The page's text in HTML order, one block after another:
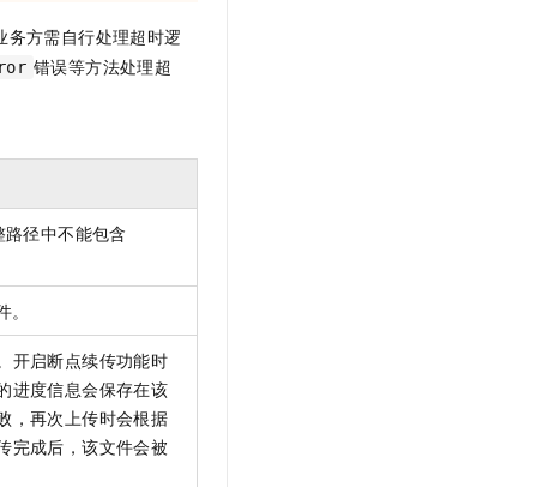
务方需自行处理超时逻
错误等方法处理超
路径中不能包含
。
开启断点续传功能时
进度信息会保存在该
，再次上传时会根据
完成后，该文件会被
企业级人与Agent协作平台，接入和调度多个数字员工
提取
一步搞定创意建站
通过自然语言交互简化开发流程,全栈开发支持